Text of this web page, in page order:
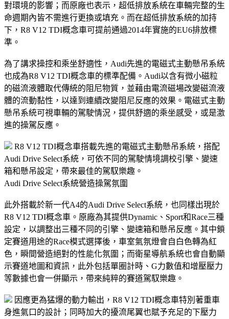
對環境的影響；而原廠也表示，超低排放系統在車輛完整的生
命週期內皆不需進行更換或填充。而在超低排放系統的加持
下，R8 V12 TDI概念車可提前通過2014年實施的EU6排放標
準。
為了講求操控和乘坐舒適性，Audi先進的電磁式主動懸吊系統
也成為R8 V12 TDI概念車的標準配備。Audi以含有微小磁粒
的磁流液體取代傳統的阻尼物質，並藉由電流磁場改變磁流液
體的流動黏性，以達到連續改變阻尼反應的效果。電磁式主動
懸吊系統可視車輛的駕駛情況，提供舒適的乘坐感受，或是激
進的操駕反應。
R8 V12 TDI概念車搭載先進的電磁式主動懸吊系統，搭配
Audi Drive Select系統，可依不同的駕駛情境調校引擎、變速
箱和懸吊設定，帶來最佳的駕馭樂趣。
Audi Drive Select系統營造操駕氛圍
此外搭載於新一代A4的Audi Drive Select系統，也同樣出現於
R8 V12 TDI概念車。原廠為其提供Dynamic、Sport和Race三種
設定，以調整出三種不同的引擎、變速箱和懸吊反應。其中鎖
定賽道用途的Race模式選擇後，車室氣氛燈會自白色轉為紅
色，瞬間營造絕對的性能化氛圍；而衛星導航系統也會自動顯
示賽道地圖和資訊，此外包括單圈計時、G力數值和增壓壓力
等數據也會一併顯示，帶來純粹的賽道駕馭樂趣。
因應更為猛爆的動力輸出，R8 V12 TDI概念車特別著重車
身進氣口的設計；同時加大的擾流尾翼也賦予充足的下壓力